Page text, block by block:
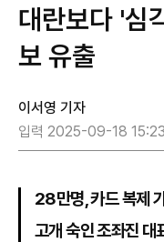
대란보다 '심
보 유출
이서영 기자
입력 2025-09-18 15:23
28만명, 카드 복제
고개 숙인 조좌진 대